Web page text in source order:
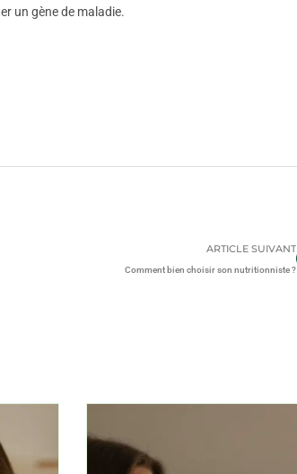
un gène de maladie.
ARTICLE SUIVANT
Comment bien choisir son nutritionniste ?